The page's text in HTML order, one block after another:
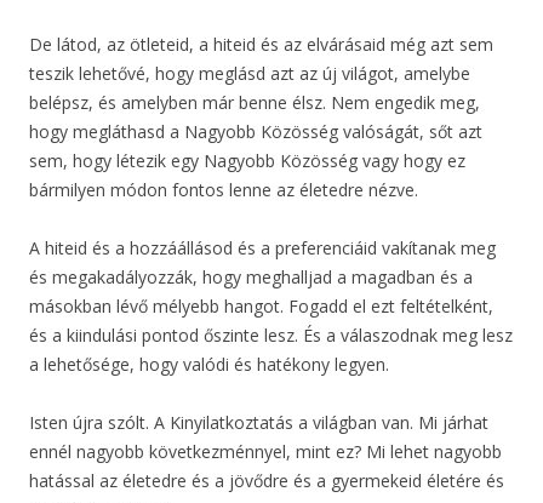
De látod, az ötleteid, a hiteid és az elvárásaid még azt sem
teszik lehetővé, hogy meglásd azt az új világot, amelybe
belépsz, és amelyben már benne élsz. Nem engedik meg,
hogy megláthasd a Nagyobb Közösség valóságát, sőt azt
sem, hogy létezik egy Nagyobb Közösség vagy hogy ez
bármilyen módon fontos lenne az életedre nézve.
A hiteid és a hozzáállásod és a preferenciáid vakítanak meg
és megakadályozzák, hogy meghalljad a magadban és a
másokban lévő mélyebb hangot. Fogadd el ezt feltételként,
és a kiindulási pontod őszinte lesz. És a válaszodnak meg lesz
a lehetősége, hogy valódi és hatékony legyen.
Isten újra szólt. A Kinyilatkoztatás a világban van. Mi járhat
ennél nagyobb következménnyel, mint ez? Mi lehet nagyobb
hatással az életedre és a jövődre és a gyermekeid életére és